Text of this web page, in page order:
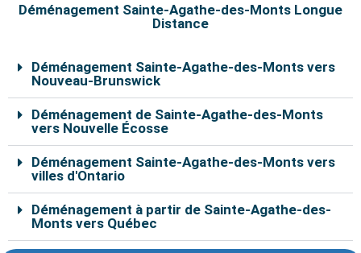
Déménagement Sainte-Agathe-des-Monts Longue
Distance
Déménagement Sainte-Agathe-des-Monts vers
Nouveau-Brunswick
Déménagement de Sainte-Agathe-des-Monts
vers Nouvelle Écosse
Déménagement Sainte-Agathe-des-Monts vers
villes d'Ontario
Déménagement à partir de Sainte-Agathe-des-
Monts vers Québec